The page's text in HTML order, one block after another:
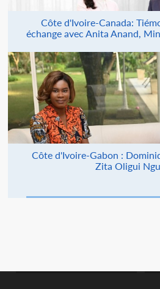
Côte d'Ivoire-Canada:
échange avec Anita Anand,
Côte d'Ivoire-Gabon :
Zita Oligui